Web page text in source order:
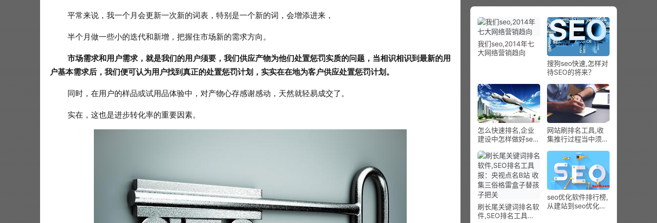
平常来说，我一个月会更新一次新的词表，特别是一个新的词，会增添进来，
半个月做一些小的迭代和新增，把握住市场新的需求方向。
市场需求和用户需求，就是我们的用户须要，我们供应产物为他们处置惩罚实质的问题，当相识相识到最新的用
户基本需求后，我们便可认为用户找到真正的处置惩罚计划，实实在在地为客户供应处置惩罚计划。
同时，在用户的样品或试用品体验中，对产物心存感谢感动，天然就轻易成交了。
实在，这也是进步转化率的重要因素。
我们seo,2014年七
大网络营销趋向
搜狗seo快速,怎样对
待SEO的将来？
怎么快速排名,企业
建设中怎样做好seo
网站刷排名工具,收
集推行过程当中须要
刷长尾关键词排名软
件,SEO排名工具
seo优化软件排行榜,
从建站到seo优化的